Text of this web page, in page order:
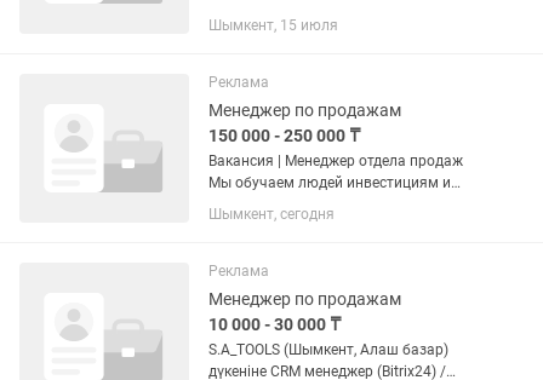
Шымкент, 15 июля
Реклама
Менеджер по продажам
150 000 - 250 000 ₸
Вакансия | Менеджер отдела продаж
Мы обучаем людей инвестициям и
помогаем грамотно управлять
личными финансами. Сейчас
менеджера, который умеет общаться с
людьми и...
Шымкент, сегодня
Реклама
Менеджер по продажам
10 000 - 30 000 ₸
S.A_TOOLS (Шымкент, Алаш базар)
дүкеніне CRM менеджер (Bitrix24) /